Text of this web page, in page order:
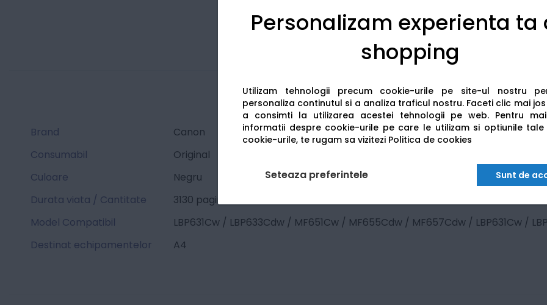
Personalizam experienta ta
shopping
Utilizam tehnologii precum cookie-urile pe site-ul nostru
personaliza continutul si a analiza traficul nostru. Faceti clic mai
a consimti la utilizarea acestei tehnologii pe web. Pentru
informatii despre cookie-urile pe care le utilizam si optiunile tale
cookie-urile, te rugam sa vizitezi Politica de cookies
Seteaza preferintele Sunt de
Detalii tehnice
Brand
Canon
Consumabil
Original
Culoare
Negru
Durata viata / Cantitate
3130 pagini
Model Compatibil
LBP631Cw / LBP633Cdw / MF651Cw / MF655Cdw / MF657Cdw / LBP631Cw /
Destinat echipamentelor
A4
Recenzii